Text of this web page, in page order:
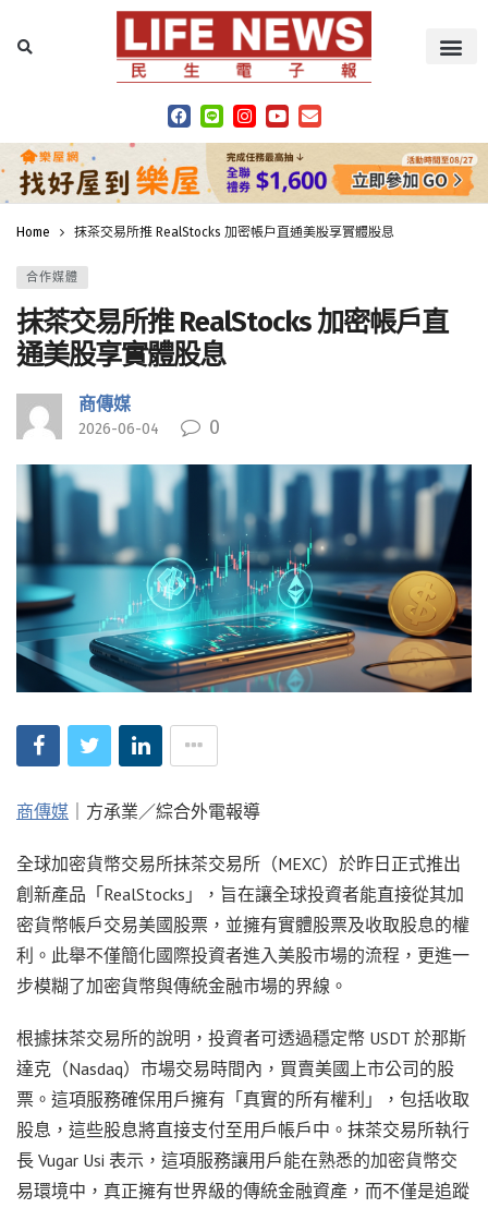
Home 抹茶交易所推 RealStocks 加密帳戶直通美股享實體股息
合作媒體
抹茶交易所推 RealStocks 加密帳戶直
通美股享實體股息
商傳媒
2026-06-04 0
商傳媒 ｜方承業／綜合外電報導
全球加密貨幣交易所抹茶交易所（MEXC）於昨日正式推出
創新產品「RealStocks」，旨在讓全球投資者能直接從其加
密貨幣帳戶交易美國股票，並擁有實體股票及收取股息的權
利。此舉不僅簡化國際投資者進入美股市場的流程，更進一
步模糊了加密貨幣與傳統金融市場的界線。
根據抹茶交易所的說明，投資者可透過穩定幣 USDT 於那斯
達克（Nasdaq）市場交易時間內，買賣美國上市公司的股
票。這項服務確保用戶擁有「真實的所有權利」，包括收取
股息，這些股息將直接支付至用戶帳戶中。抹茶交易所執行
長 Vugar Usi 表示，這項服務讓用戶能在熟悉的加密貨幣交
易環境中，真正擁有世界級的傳統金融資產，而不僅是追蹤